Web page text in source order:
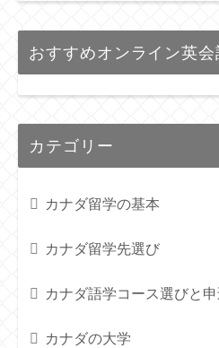
おすすめオンライン英会
カテゴリー
カナダ留学の基本
カナダ留学先選び
カナダ語学コース選びと
カナダの大学